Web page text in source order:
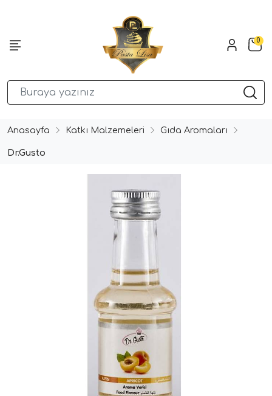
0
Anasayfa Katkı Malzemeleri Gıda Aromaları
Dr.Gusto